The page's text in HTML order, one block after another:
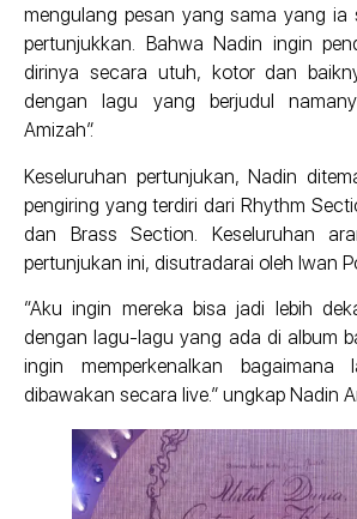
mengulang pesan yang sama yang ia
pertunjukkan. Bahwa Nadin ingin
dirinya secara utuh, kotor dan
dengan lagu yang berjudul
Amizah”.
Keseluruhan pertunjukan, Nadin
pengiring yang terdiri dari Rhythm
dan Brass Section. Keseluruhan
pertunjukan ini, disutradarai oleh Iwan
“Aku ingin mereka bisa jadi lebih
dengan lagu-lagu yang ada di album
ingin memperkenalkan
dibawakan secara live.” ungkap Nadin